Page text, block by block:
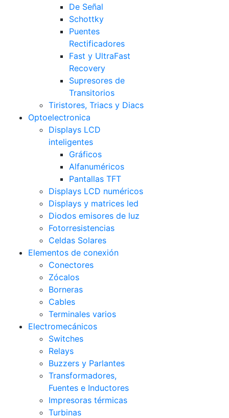
De Señal
Schottky
Puentes
Rectificadores
Fast y UltraFast
Recovery
Supresores de
Transitorios
Tiristores, Triacs y Diacs
Optoelectronica
Displays LCD
inteligentes
Gráficos
Alfanuméricos
Pantallas TFT
Displays LCD numéricos
Displays y matrices led
Diodos emisores de luz
Fotorresistencias
Celdas Solares
Elementos de conexión
Conectores
Zócalos
Borneras
Cables
Terminales varios
Electromecánicos
Switches
Relays
Buzzers y Parlantes
Transformadores,
Fuentes e Inductores
Impresoras térmicas
Turbinas